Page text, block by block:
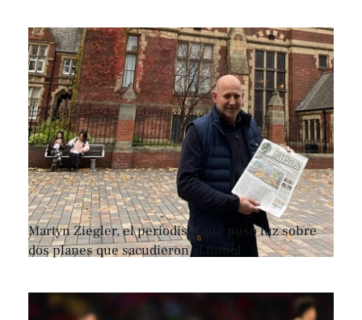
Martyn Ziegler, el periodista que puso luz sobre
dos planes que sacudieron al fútbol